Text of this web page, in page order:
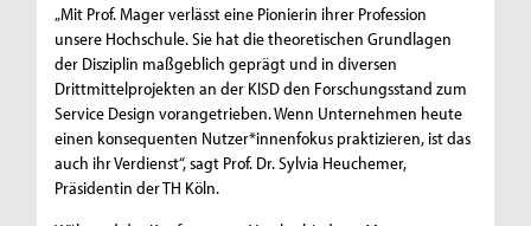
„Mit Prof. Mager verlässt eine Pionierin ihrer Profession
unsere Hochschule. Sie hat die theoretischen Grundlagen
der Disziplin maßgeblich geprägt und in diversen
Drittmittelprojekten an der KISD den Forschungsstand zum
Service Design vorangetrieben. Wenn Unternehmen heute
einen konsequenten Nutzer*innenfokus praktizieren, ist das
auch ihr Verdienst“, sagt Prof. Dr. Sylvia Heuchemer,
Präsidentin der TH Köln.